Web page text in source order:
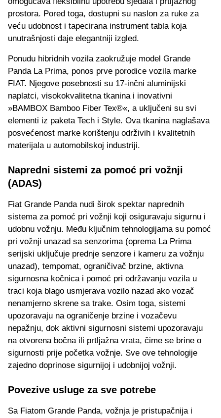
prostora. Pored toga, dostupni su naslon za ruke za
veću udobnost i tapecirana instrument tabla koja
unutrašnjosti daje elegantniji izgled.
Ponudu hibridnih vozila zaokružuje model Grande
Panda La Prima, ponos prve porodice vozila marke
FIAT. Njegove posebnosti su 17-inčni aluminijski
naplatci, visokokvalitetna tkanina i inovativni
»BAMBOX Bamboo Fiber Tex®«, a uključeni su svi
elementi iz paketa Tech i Style. Ova tkanina naglašava
posvećenost marke korištenju održivih i kvalitetnih
materijala u automobilskoj industriji.
Napredni sistemi za pomoć pri vožnji
(ADAS)
Fiat Grande Panda nudi širok spektar naprednih
sistema za pomoć pri vožnji koji osiguravaju sigurnu i
udobnu vožnju. Među ključnim tehnologijama su pomoć
pri vožnji unazad sa senzorima (oprema La Prima
serijski uključuje prednje senzore i kameru za vožnju
unazad), tempomat, ograničivač brzine, aktivna
sigurnosna kočnica i pomoć pri održavanju vozila u
traci koja blago usmjerava vozilo nazad ako vozač
nenamjerno skrene sa trake. Osim toga, sistemi
upozoravaju na ograničenje brzine i vozačevu
nepažnju, dok aktivni sigurnosni sistemi upozoravaju
na otvorena bočna ili prtljažna vrata, čime se brine o
sigurnosti prije početka vožnje. Sve ove tehnologije
zajedno doprinose sigurnijoj i udobnijoj vožnji.
Povezive usluge za sve potrebe
Sa Fiatom Grande Panda, vožnja je pristupačnija i